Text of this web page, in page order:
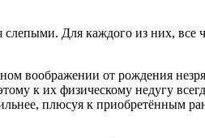
Для каждого из них, все
воображении от рождения
к их физическому недугу
плюсуя к приобретённым